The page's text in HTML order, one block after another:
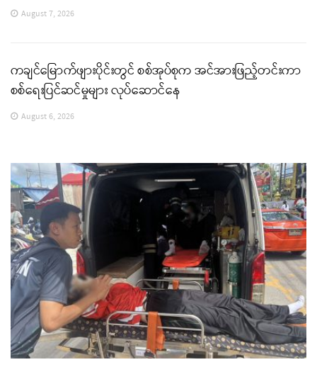
August 7, 2026
ကချင်မြောက်ဖျားပိုင်းတွင် စစ်အုပ်စုက အင်အားဖြည့်တင်းကာ
စစ်ရေးပြင်ဆင်မှုများ လုပ်ဆောင်နေ
August 6, 2026